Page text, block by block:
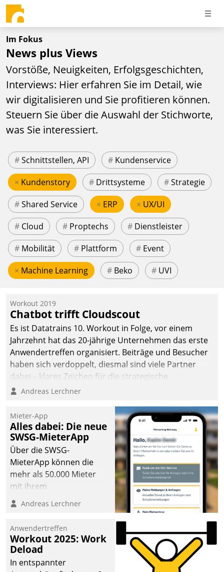
Im Fokus
News plus Views
Vorstöße, Neuigkeiten, Erfolgsgeschichten,
Interviews: Hier erfahren Sie im Detail, wie
wir digitalisieren und Sie profitieren können.
Steuern Sie über die Auswahl der Stichworte,
was Sie interessiert.
#Schnittstellen, API # Kundenservice
× Kundenstory # Drittsysteme #Strategie
#Shared Service × ERP × UX/UI
# Cloud # Proptechs # Dienstleister
# Mobilität # Plattform # Event
× Machine Learning # Beko # UVI
Workout 2019
Chatbot trifft Cloudscout
Es ist Datatrains 10. Workout in Folge, vor einem
Jahrzehnt hat das 20-jährige Unternehmen das erste
Anwendertreffen organisiert. Beiträge und Besucher
haben sich verdoppelt, diesmal sind viele Partner
dabei – klares Zeichen für die strategische
Fokussierung auf den Kunden.
Andreas Lerchner
Mieter-App
Alles dabei: Die neue
SWSG-MieterApp
Über die SWSG-
MieterApp können die
mehr als 50.000 Mieter
mit ihrem
Wohnungsunternehmen
kommunizieren, auf dem
einsehen und ändern
oder
Schadensmeldungen
Andreas Lerchner
Anwendertreffen
Workout 2025: Work
Deload
In entspannter